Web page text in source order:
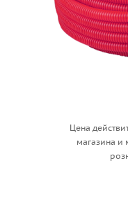
Цена
магазина и